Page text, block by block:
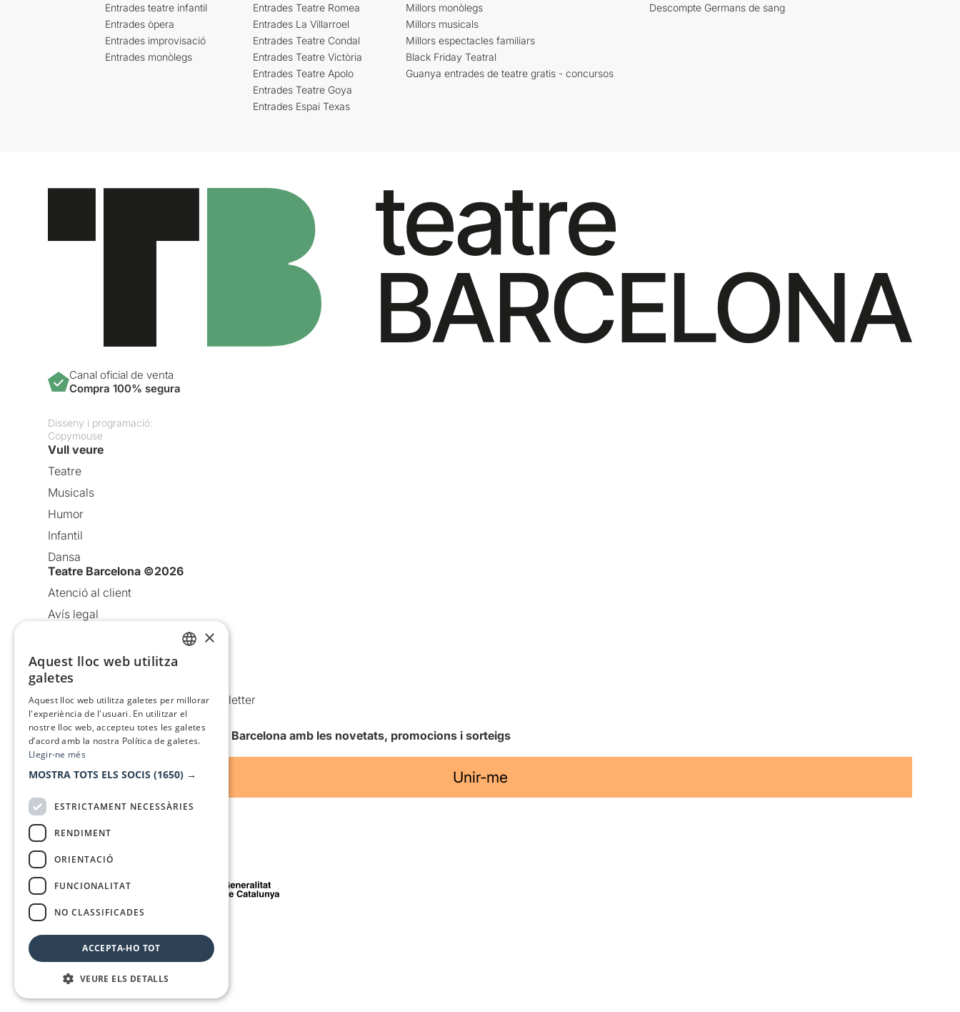
Entrades teatre infantil
Entrades òpera
Entrades improvisació
Entrades monòlegs
Entrades Teatre Romea
Entrades La Villarroel
Entrades Teatre Condal
Entrades Teatre Victòria
Entrades Teatre Apolo
Entrades Teatre Goya
Entrades Espai Texas
Millors monòlegs
Millors musicals
Millors espectacles familiars
Black Friday Teatral
Guanya entrades de teatre gratis - concursos
Descompte Germans de sang
Canal oficial de venta
Compra 100% segura
Disseny i programació:
Copymouse
Vull veure
Teatre
Musicals
Humor
Infantil
Dansa
Teatre Barcelona ©2026
Atenció al client
Avís legal
Política de cookies
Condicions d’ús
Comunicacions comercials i Newsletter
Anuncia’t
Vull rebre la newsletter de Teatre Barcelona amb les novetats, promocions i sorteigs
Unir-me
Amb el suport de
×
Aquest lloc web utilitza
galetes
Aquest lloc web utilitza galetes per millorar
l'experiència de l'usuari. En utilitzar el
nostre lloc web, accepteu totes les galetes
d’acord amb la nostra Política de galetes.
Llegir-ne més
MOSTRA TOTS ELS SOCIS (1650) →
ESTRICTAMENT NECESSÀRIES
RENDIMENT
ORIENTACIÓ
FUNCIONALITAT
NO CLASSIFICADES
ACCEPTA-HO TOT
VEURE ELS DETALLS